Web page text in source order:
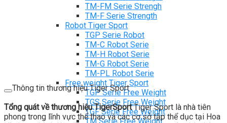
TM-FM Serie Strengh
TM-F Serie Strength
Robot Tiger Sport
TGP Serie Robot
TM-C Robot Serie
TM-H Robot Serie
TM-G Robot Serie
TM-PL Robot Serie
Free weight Tiger Sport
TGP Serie Free Weight
TGS Serie Free Weight
TGF Serie Free Weight
Thông tin thương hiệu Tiger Sport
Tổng quát về thương hiệu TigerSportTiger Sport là nhà tiên
phong trong lĩnh vực thể thao và các cơ sở tập thể dục tại Hoa